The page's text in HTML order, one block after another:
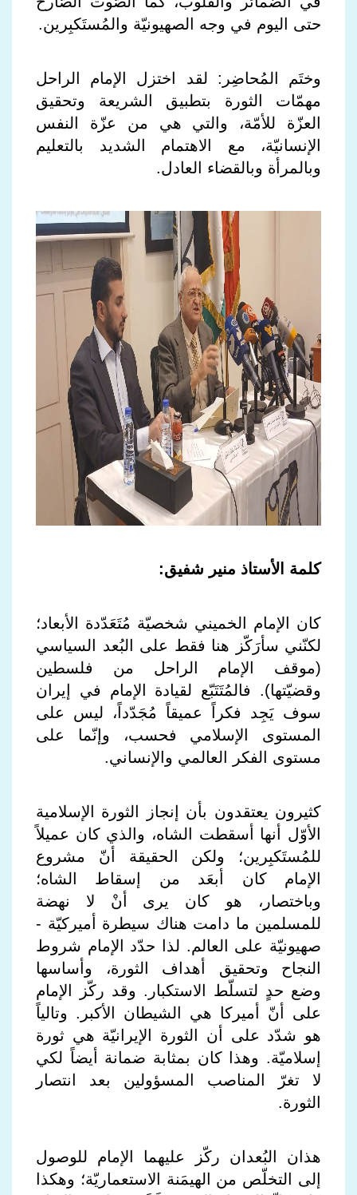
حتى اليوم في وجه الصهيونيّة والمُستَكبِرين.
وختَم المُحاضِر: لقد اختزل الإمام الراحل
مهمّات الثورة بتطبيق الشريعة وتحقيق
العزّة للأمّة، والتي هي من عزّة النفس
الإنسانيّة، مع الاهتمام الشديد بالتعليم
وبالمرأة وبالقضاء العادل.
كلمة الأستاذ منير شفيق:
كان الإمام الخميني شخصيّة مُتَعَدّدة الأبعاد؛
لكنّني سأرَكّز هنا فقط على البُعد السياسي
(موقف الإمام الراحل من فلسطين
وقضيّتها). فالمُتَتَبّع لقيادة الإمام في إيران
سوف يَجِد فكراً عميقاً مُجَدّداً، ليس على
المستوى الإسلامي فحسب، وإنّما على
مستوى الفكر العالمي والإنساني.
كثيرون يعتقدون بأن إنجاز الثورة الإسلامية
الأوّل أنها أسقطت الشاه، والذي كان عميلاً
للمُستَكبِرين؛ ولكن الحقيقة أنّ مشروع
الإمام كان أبعَد من إسقاط الشاه؛
وباختصار، هو كان يرى أنْ لا نهضة
للمسلمين ما دامت هناك سيطرة أميركيّة -
صهيونيّة على العالم. لذا حدّد الإمام شروط
النجاح وتحقيق أهداف الثورة، وأساسها
وضع حدٍ لتسلّط الاستكبار. وقد ركّز الإمام
على أنّ أميركا هي الشيطان الأكبر. وتالياً
هو شدّد على أن الثورة الإيرانيّة هي ثورة
إسلاميّة. وهذا كان بمثابة ضمانة أيضاً لكي
لا تغرّ المناصب المسؤولين بعد انتصار
الثورة.
هذان البُعدان ركّز عليهما الإمام للوصول
إلى التخلّص من الهيمَنة الاستعماريّة؛ وهكذا